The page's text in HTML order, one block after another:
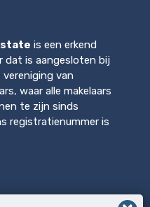
is een erkend
dat is aangesloten bij
vereniging van
waar alle makelaars
te zijn sinds
registratienummer is